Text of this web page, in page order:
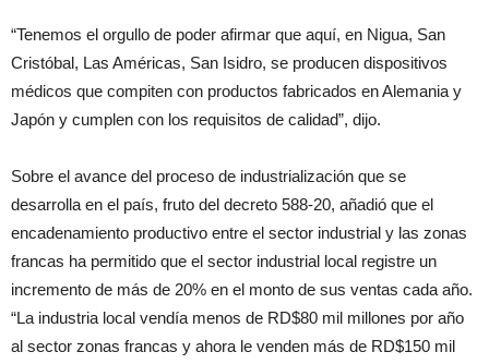
“Tenemos el orgullo de poder afirmar que aquí, en Nigua, San
Cristóbal, Las Américas, San Isidro, se producen dispositivos
médicos que compiten con productos fabricados en Alemania y
Japón y cumplen con los requisitos de calidad”, dijo.
Sobre el avance del proceso de industrialización que se
desarrolla en el país, fruto del decreto 588-20, añadió que el
encadenamiento productivo entre el sector industrial y las zonas
francas ha permitido que el sector industrial local registre un
incremento de más de 20% en el monto de sus ventas cada año.
“La industria local vendía menos de RD$80 mil millones por año
al sector zonas francas y ahora le venden más de RD$150 mil